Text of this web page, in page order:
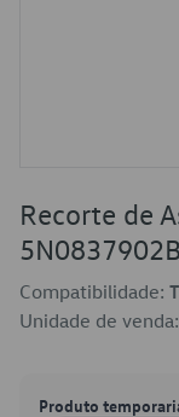
Recorte de
Compatibilidade:
Unidade de venda:
Produto